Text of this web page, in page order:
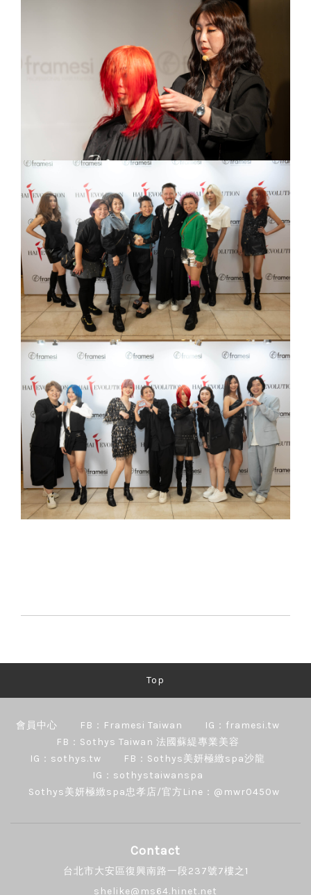
Top
會員中心 FB：Framesi Taiwan
IG：framesi.tw
FB：Sothys Taiwan 法國蘇緹專業美容
IG：sothys.tw
FB：Sothys美妍極緻spa沙龍
IG：sothystaiwanspa
Sothys美妍極緻spa忠孝店/官方Line：@mwr0450w
Contact
台北市大安區復興南路一段237號7樓之1
shelike@ms64.hinet.net